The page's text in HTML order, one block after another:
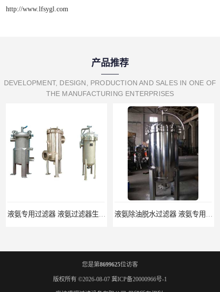
http://www.lfsygl.com
产品推荐
DEVELOPMENT, DESIGN, PRODUCTION AND SALES IN ONE OF
THE MANUFACTURING ENTERPRISES
液氨专用过滤器 液氨过滤器生产厂家 液氨除油脱水过滤器 液氨专用过滤器
您是第8699625位访客
版权所有 ©2026-08-07 冀ICP备20000966号-1